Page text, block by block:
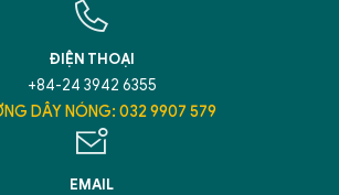
ĐIỆN THOẠI
+84-24 3942 6355
DÂY NÓNG: 032 9907 579
EMAIL
CHATBOT CỦA
tôi bất kỳ điều gì bạn cần biết về
Thủ Đô nhé. Tôi sẵn sàng hỗ trợ!